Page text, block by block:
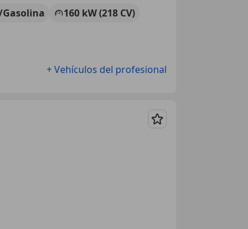
Gasolina
160 kW (218 CV)
+ Vehículos del profesional
Guardar